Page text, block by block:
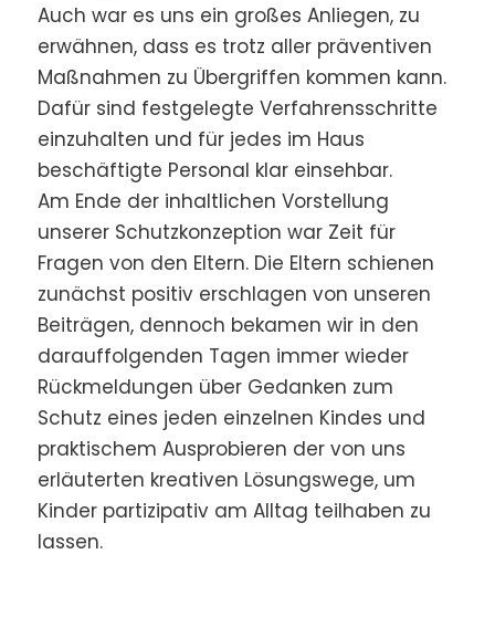
Auch war es uns ein großes Anliegen, zu
erwähnen, dass es trotz aller präventiven
Maßnahmen zu Übergriffen kommen kann.
Dafür sind festgelegte Verfahrensschritte
einzuhalten und für jedes im Haus
beschäftigte Personal klar einsehbar.
Am Ende der inhaltlichen Vorstellung
unserer Schutzkonzeption war Zeit für
Fragen von den Eltern. Die Eltern schienen
zunächst positiv erschlagen von unseren
Beiträgen, dennoch bekamen wir in den
darauffolgenden Tagen immer wieder
Rückmeldungen über Gedanken zum
Schutz eines jeden einzelnen Kindes und
praktischem Ausprobieren der von uns
erläuterten kreativen Lösungswege, um
Kinder partizipativ am Alltag teilhaben zu
lassen.